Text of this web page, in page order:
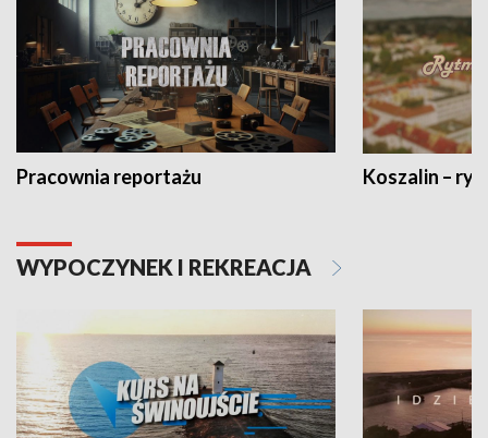
Pracownia reportażu Koszalin –
WYPOCZYNEK I REKREACJA